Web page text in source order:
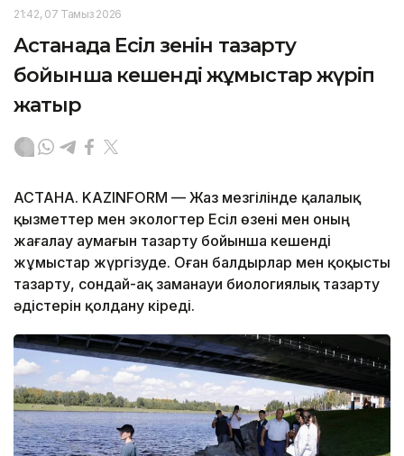
21:42, 07 Тамыз 2026
Астанада Есіл өзенін тазарту
бойынша кешенді жұмыстар жүріп
жатыр
АСТАНА. KAZINFORM — Жаз мезгілінде қалалық
қызметтер мен экологтер Есіл өзені мен оның
жағалау аумағын тазарту бойынша кешенді
жұмыстар жүргізуде. Оған балдырлар мен қоқысты
тазарту, сондай-ақ заманауи биологиялық тазарту
әдістерін қолдану кіреді.